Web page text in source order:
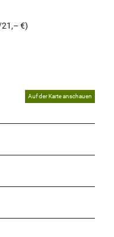
€)
Auf der Karte anschauen